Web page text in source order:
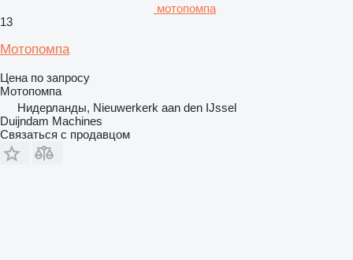
мотопомпа
13
Мотопомпа
Цена по запросу
Мотопомпа
Нидерланды, Nieuwerkerk aan den IJssel
Duijndam Machines
Связаться с продавцом